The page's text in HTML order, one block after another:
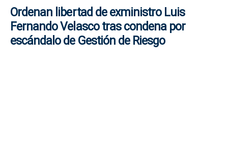
Ordenan libertad de exministro Luis
Fernando Velasco tras condena por
escándalo de Gestión de Riesgo